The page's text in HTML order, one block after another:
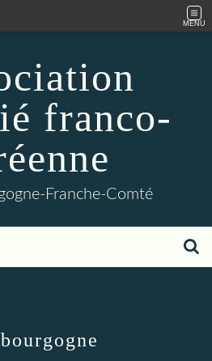
MENU
franco-
Franche-Comté